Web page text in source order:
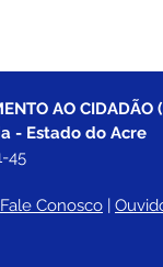
AO CIDADÃO
- Estado do Acre
45
Fale Conosco |